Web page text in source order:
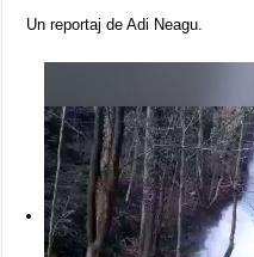
Un reportaj de Adi Neagu.